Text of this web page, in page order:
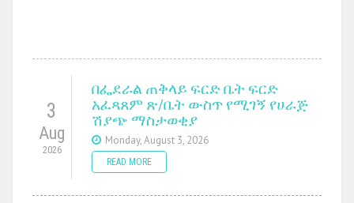
3
Aug
2026
በፌደራል ጠቅላይ ፍርድ ቤት ፍርድ
አፈጻጸም ጽ/ቤት ውስጥ የሚገኝ የሀራጅ
ሽያጭ ማስታወቂያ
Monday, August 3, 2026
READ MORE